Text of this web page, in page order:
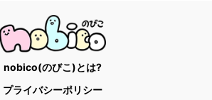
nobico(のびこ)とは?
プライバシーポリシー